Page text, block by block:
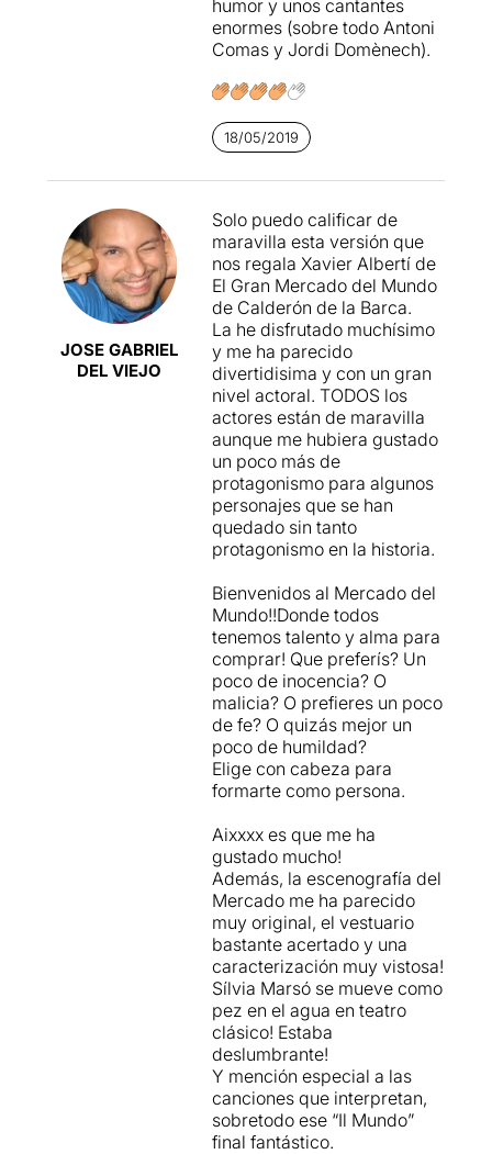
humor y unos cantantes
enormes (sobre todo Antoni
Comas y Jordi Domènech).
18/05/2019
JOSE GABRIEL
DEL VIEJO
Solo puedo calificar de
maravilla esta versión que
nos regala Xavier Albertí de
El Gran Mercado del Mundo
de Calderón de la Barca.
La he disfrutado muchísimo
y me ha parecido
divertidisima y con un gran
nivel actoral. TODOS los
actores están de maravilla
aunque me hubiera gustado
un poco más de
protagonismo para algunos
personajes que se han
quedado sin tanto
protagonismo en la historia.
Bienvenidos al Mercado del
Mundo!!Donde todos
tenemos talento y alma para
comprar! Que preferís? Un
poco de inocencia? O
malicia? O prefieres un poco
de fe? O quizás mejor un
poco de humildad?
Elige con cabeza para
formarte como persona.
Aixxxx es que me ha
gustado mucho!
Además, la escenografía del
Mercado me ha parecido
muy original, el vestuario
bastante acertado y una
caracterización muy vistosa!
Sílvia Marsó se mueve como
pez en el agua en teatro
clásico! Estaba
deslumbrante!
Y mención especial a las
canciones que interpretan,
sobretodo ese “Il Mundo”
final fantástico.